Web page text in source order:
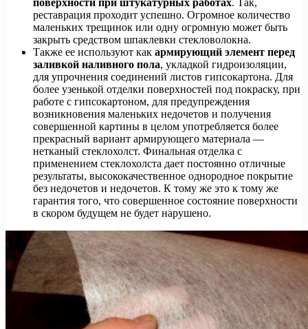
реставрация проходит успешно. Огромное количество
маленьких трещинок или одну огромную может быть
закрыть средством шпаклевки стекловолокна.
Также ее используют как армирующий элемент перед
заливкой наливного пола, укладкой гидроизоляции,
для упрочнения соединений листов гипсокартона. Для
более узенькой отделки поверхностей под покраску, при
работе с гипсокартоном, для предупреждения
возникновения маленьких недочетов и получения
совершенной картины в целом употребляется более
прекрасный вариант армирующего материала —
нетканый стеклохолст. Финальная отделка с
применением стеклохолста дает постоянно отличные
результаты, высококачественное однородное покрытие
без недочетов и недочетов. К тому же это к тому же
гарантия того, что совершенное состояние поверхности
в скором будущем не будет нарушено.